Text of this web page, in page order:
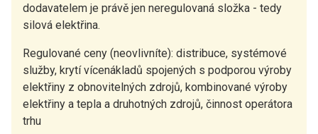
dodavatelem je právě jen neregulovaná složka - tedy
silová elektřina.
Regulované ceny (neovlivníte): distribuce, systémové
služby, krytí vícenákladů spojených s podporou výroby
elektřiny z obnovitelných zdrojů, kombinované výroby
elektřiny a tepla a druhotných zdrojů, činnost operátora
trhu